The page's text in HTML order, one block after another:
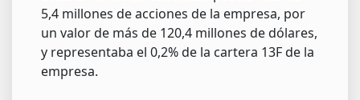
5,4 millones de acciones de la empresa, por
un valor de más de 120,4 millones de dólares,
y representaba el 0,2% de la cartera 13F de la
empresa.